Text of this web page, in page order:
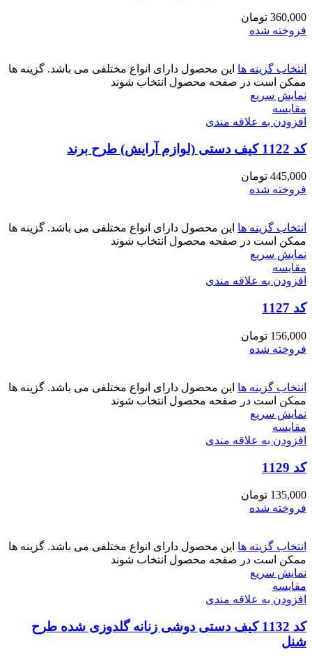
360,000 تومان
فروخته شده
انتخاب گزینه ها این محصول دارای انواع مختلفی می باشد. گزینه ها
ممکن است در صفحه محصول انتخاب شوند
نمایش سریع
مقايسه
افزودن به علاقه مندی
کد 1122 کیف دستی (لوازم آرایش) طرح برند
445,000 تومان
فروخته شده
انتخاب گزینه ها این محصول دارای انواع مختلفی می باشد. گزینه ها
ممکن است در صفحه محصول انتخاب شوند
نمایش سریع
مقايسه
افزودن به علاقه مندی
کد 1127
156,000 تومان
فروخته شده
انتخاب گزینه ها این محصول دارای انواع مختلفی می باشد. گزینه ها
ممکن است در صفحه محصول انتخاب شوند
نمایش سریع
مقايسه
افزودن به علاقه مندی
کد 1129
135,000 تومان
فروخته شده
انتخاب گزینه ها این محصول دارای انواع مختلفی می باشد. گزینه ها
ممکن است در صفحه محصول انتخاب شوند
نمایش سریع
مقايسه
افزودن به علاقه مندی
کد 1132 کیف دستی دوشی زنانه گلدوزی شده طرح
شنل